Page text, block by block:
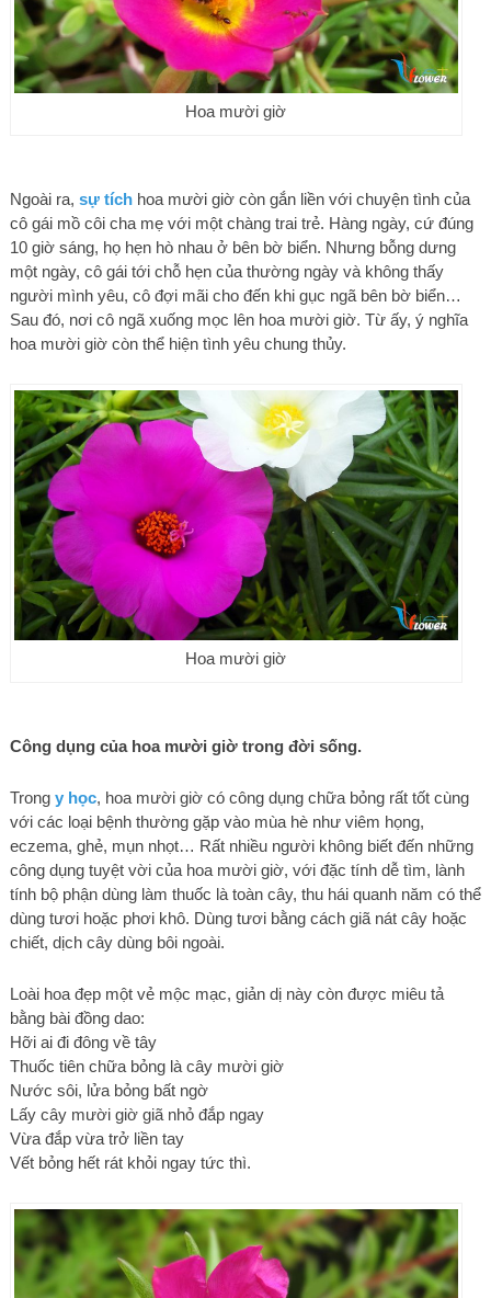
Hoa mười giờ
Ngoài ra, sự tíchhoa mười giờ còn gắn liền với chuyện tình của
cô gái mồ côi cha mẹ với một chàng trai trẻ. Hàng ngày, cứ đúng
10 giờ sáng, họ hẹn hò nhau ở bên bờ biển. Nhưng bỗng dưng
một ngày, cô gái tới chỗ hẹn của thường ngày và không thấy
người mình yêu, cô đợi mãi cho đến khi gục ngã bên bờ biển…
Sau đó, nơi cô ngã xuống mọc lên hoa mười giờ. Từ ấy, ý nghĩa
hoa mười giờ còn thể hiện tình yêu chung thủy.
Hoa mười giờ
Công dụng của hoa mười giờ trong đời sống.
Trong y học, hoa mười giờ có công dụng chữa bỏng rất tốt cùng
với các loại bệnh thường gặp vào mùa hè như viêm họng,
eczema, ghẻ, mụn nhọt… Rất nhiều người không biết đến những
công dụng tuyệt vời của hoa mười giờ, với đặc tính dễ tìm, lành
tính bộ phận dùng làm thuốc là toàn cây, thu hái quanh năm có thể
dùng tươi hoặc phơi khô. Dùng tươi bằng cách giã nát cây hoặc
chiết, dịch cây dùng bôi ngoài.
Loài hoa đẹp một vẻ mộc mạc, giản dị này còn được miêu tả
bằng bài đồng dao:
Hỡi ai đi đông về tây
Thuốc tiên chữa bỏng là cây mười giờ
Nước sôi, lửa bỏng bất ngờ
Lấy cây mười giờ giã nhỏ đắp ngay
Vừa đắp vừa trở liền tay
Vết bỏng hết rát khỏi ngay tức thì.